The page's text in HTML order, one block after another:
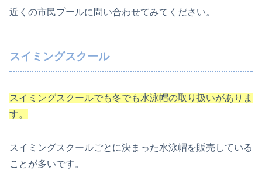
近くの市民プールに問い合わせてみてください。
スイミングスクール
スイミングスクールでも冬でも水泳帽の取り扱いがありま
す。
スイミングスクールごとに決まった水泳帽を販売している
ことが多いです。